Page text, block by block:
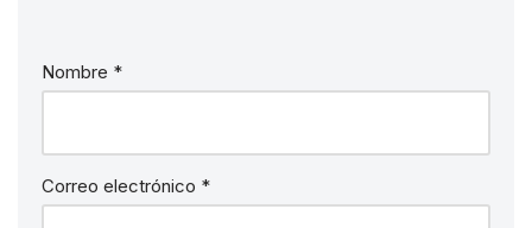
Nombre *
Correo electrónico *